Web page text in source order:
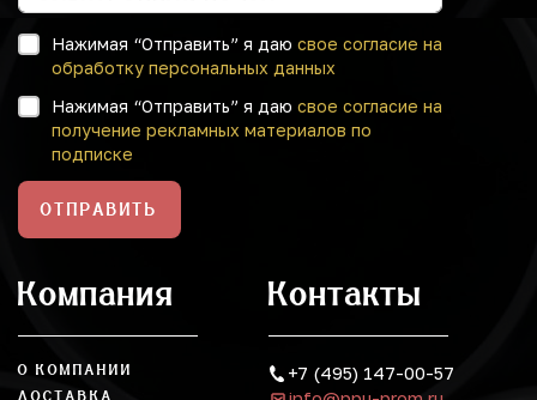
Нажимая “Отправить” я даю свое согласие на
обработку персональных данных
Нажимая “Отправить” я даю свое согласие на
получение рекламных материалов по
подписке
ОТПРАВИТЬ
Компания
О КОМПАНИИ
ДОСТАВКА
Контакты
+7 (495) 147-00-57